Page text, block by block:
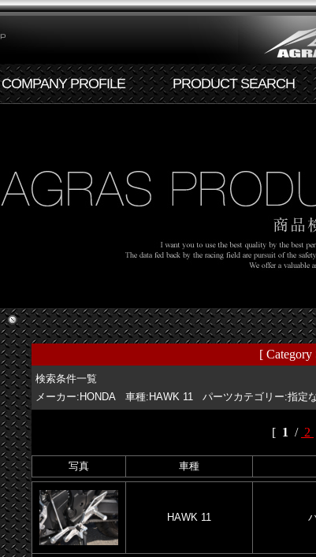
COMPANY PROFILE PRODUCT SEARCH
[ Category
検索条件一覧
メーカー:HONDA 車種:HAWK 11 パーツカテゴリー:指定
[ 1 / 2
写真 車種
HAWK 11